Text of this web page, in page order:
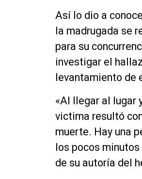
Así lo dio a
la madrugada se
para su
investigar el
levantamiento de
«Al llegar al lugar
victima resultó
muerte. Hay una
los pocos
de su autoría del